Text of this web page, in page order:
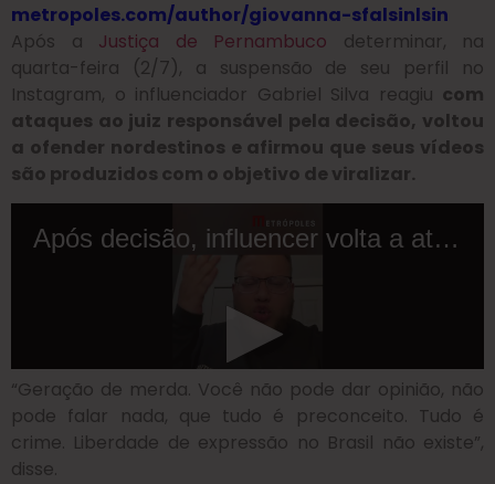
metropoles.com/author/giovanna-sfalsinlsin
Após a Justiça de Pernambuco determinar, na
quarta-feira (2/7), a suspensão de seu perfil no
Instagram, o influenciador Gabriel Silva reagiu com
ataques ao juiz responsável pela decisão, voltou
a ofender nordestinos e afirmou que seus vídeos
são produzidos com o objetivo de viralizar.
“Geração de merda. Você não pode dar opinião, não
pode falar nada, que tudo é preconceito. Tudo é
crime. Liberdade de expressão no Brasil não existe”,
disse.